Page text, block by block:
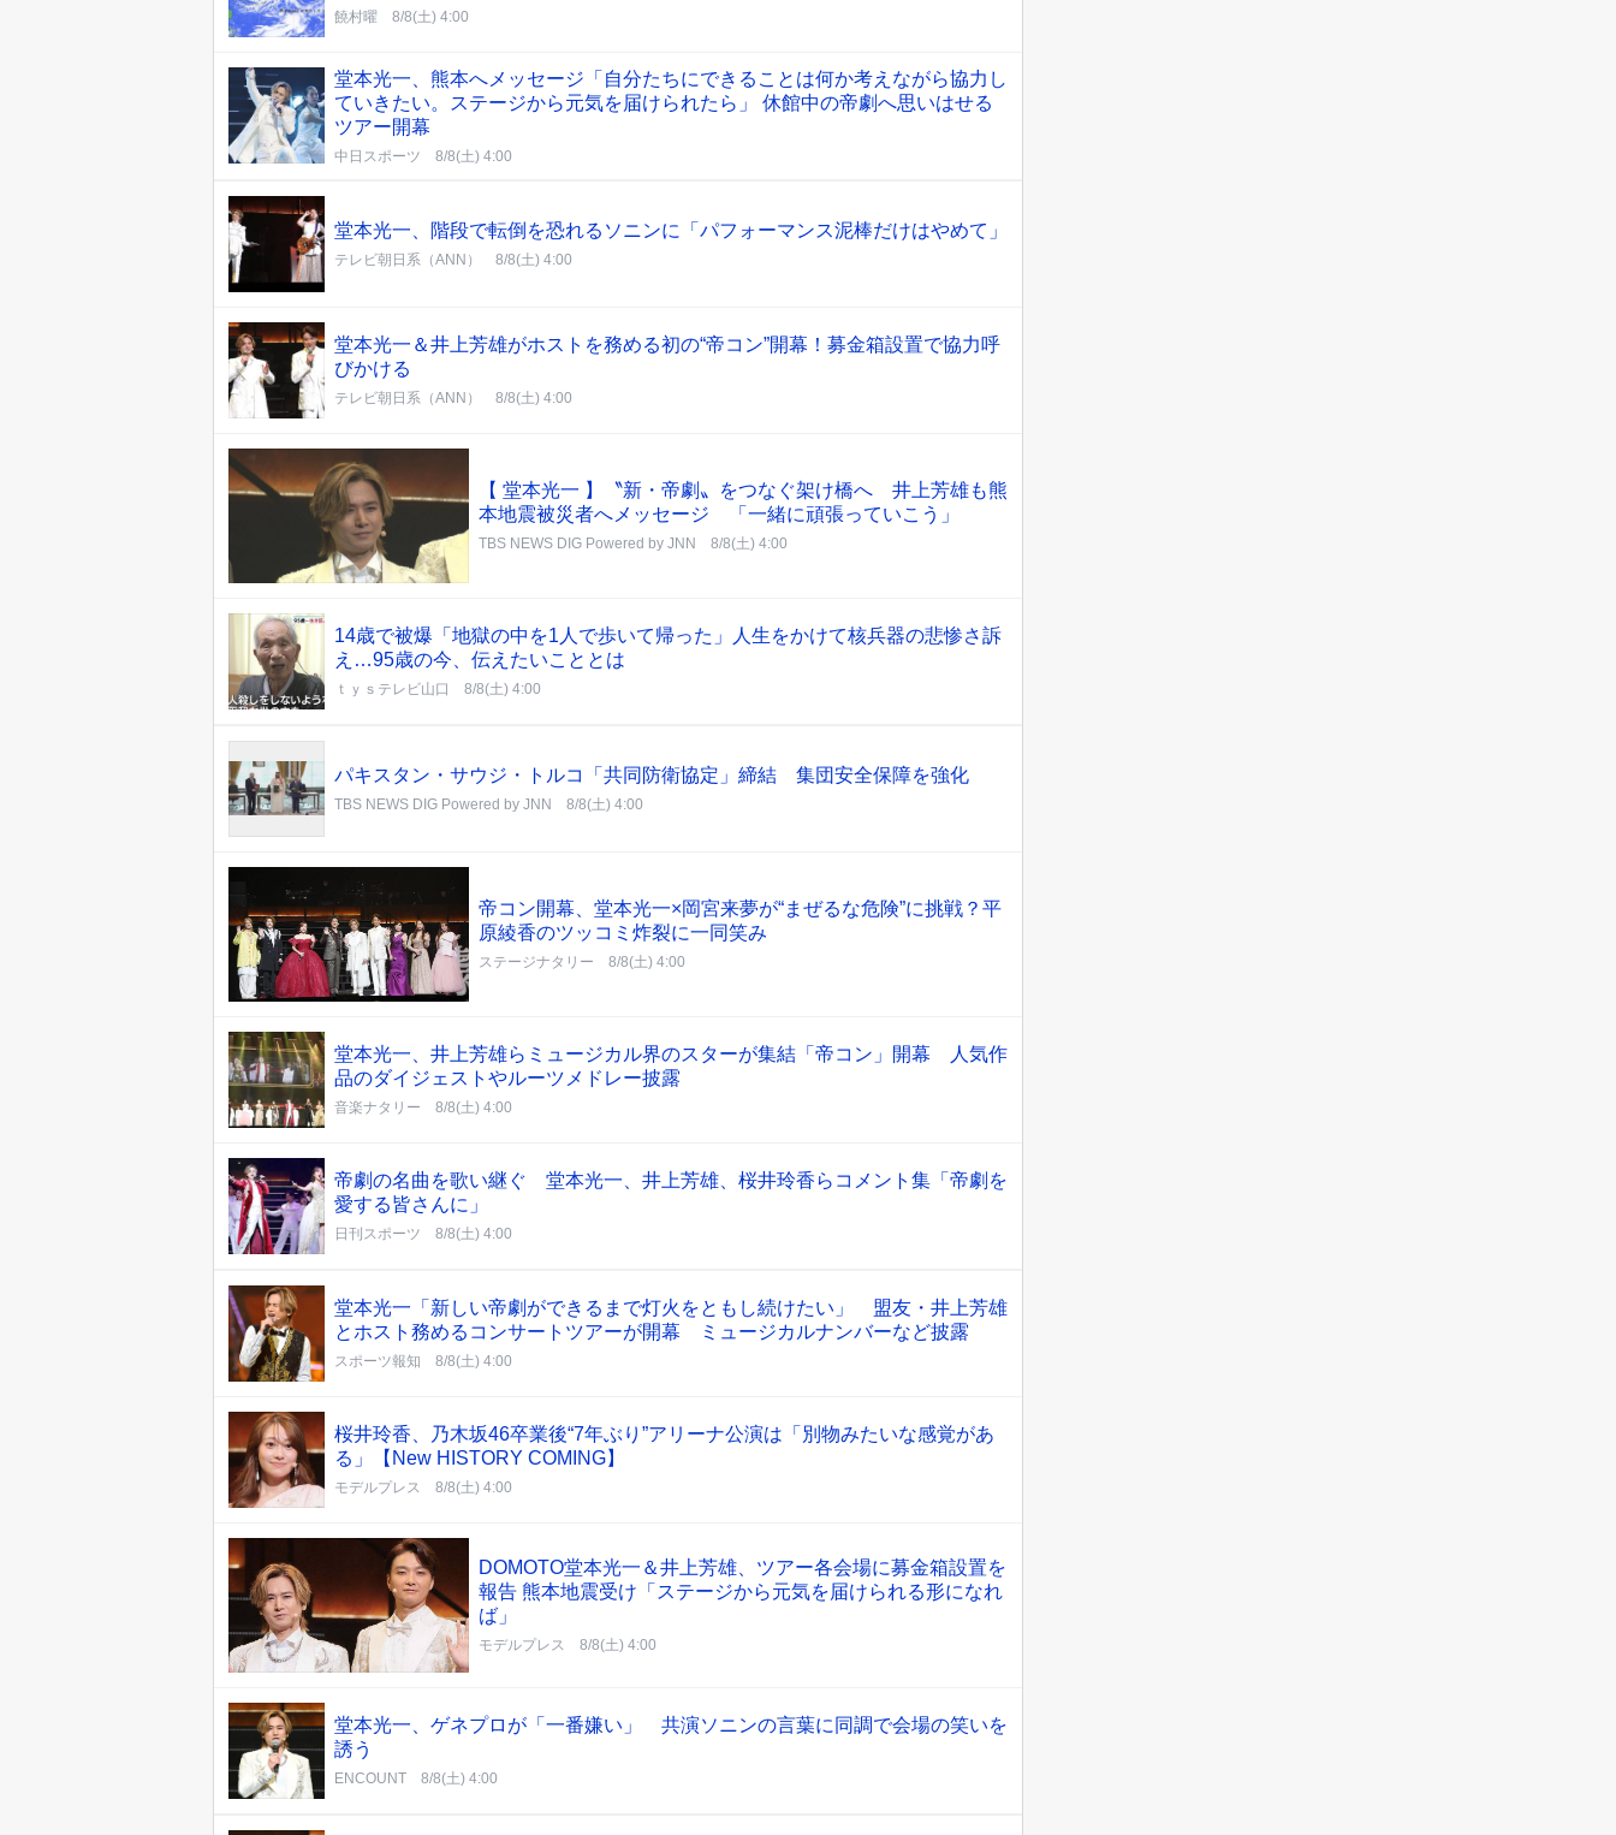
饒村曜 8/8(土) 4:00
堂本光一、熊本へメッセージ「自分たちにできることは何か考えながら協力し
ていきたい。ステージから元気を届けられたら」 休館中の帝劇へ思いはせる
ツアー開幕
中日スポーツ 8/8(土) 4:00
堂本光一、階段で転倒を恐れるソニンに「パフォーマンス泥棒だけはやめて」
テレビ朝日系（ANN） 8/8(土) 4:00
堂本光一＆井上芳雄がホストを務める初の“帝コン”開幕！募金箱設置で協力呼
びかける
テレビ朝日系（ANN） 8/8(土) 4:00
【 堂本光一 】〝新・帝劇〟をつなぐ架け橋へ 井上芳雄も熊
本地震被災者へメッセージ 「一緒に頑張っていこう」
TBS NEWS DIG Powered by JNN 8/8(土) 4:00
14歳で被爆「地獄の中を1人で歩いて帰った」人生をかけて核兵器の悲惨さ訴
え…95歳の今、伝えたいこととは
ｔｙｓテレビ山口 8/8(土) 4:00
パキスタン・サウジ・トルコ「共同防衛協定」締結 集団安全保障を強化
TBS NEWS DIG Powered by JNN 8/8(土) 4:00
帝コン開幕、堂本光一×岡宮来夢が“まぜるな危険”に挑戦？平
原綾香のツッコミ炸裂に一同笑み
ステージナタリー 8/8(土) 4:00
堂本光一、井上芳雄らミュージカル界のスターが集結「帝コン」開幕 人気作
品のダイジェストやルーツメドレー披露
音楽ナタリー 8/8(土) 4:00
帝劇の名曲を歌い継ぐ 堂本光一、井上芳雄、桜井玲香らコメント集「帝劇を
愛する皆さんに」
日刊スポーツ 8/8(土) 4:00
堂本光一「新しい帝劇ができるまで灯火をともし続けたい」 盟友・井上芳雄
とホスト務めるコンサートツアーが開幕 ミュージカルナンバーなど披露
スポーツ報知 8/8(土) 4:00
桜井玲香、乃木坂46卒業後“7年ぶり”アリーナ公演は「別物みたいな感覚があ
る」【New HISTORY COMING】
モデルプレス 8/8(土) 4:00
DOMOTO堂本光一＆井上芳雄、ツアー各会場に募金箱設置を
報告 熊本地震受け「ステージから元気を届けられる形になれ
ば」
モデルプレス 8/8(土) 4:00
堂本光一、ゲネプロが「一番嫌い」 共演ソニンの言葉に同調で会場の笑いを
誘う
ENCOUNT 8/8(土) 4:00